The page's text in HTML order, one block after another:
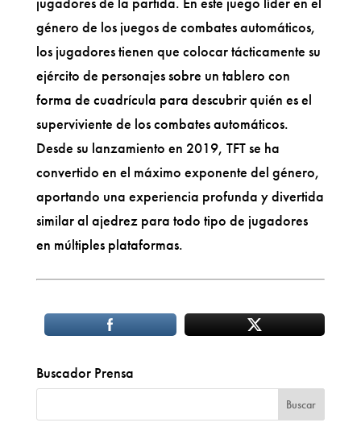
género de los juegos de combates automáticos,
los jugadores tienen que colocar tácticamente su
ejército de personajes sobre un tablero con
forma de cuadrícula para descubrir quién es el
superviviente de los combates automáticos.
Desde su lanzamiento en 2019, TFT se ha
convertido en el máximo exponente del género,
aportando una experiencia profunda y divertida
similar al ajedrez para todo tipo de jugadores
en múltiples plataformas.
Buscador Prensa